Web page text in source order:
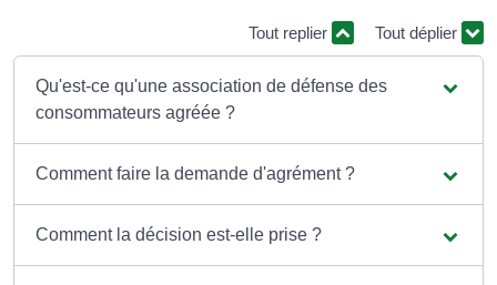
Tout replier Tout déplier
Qu'est-ce qu'une association de défense des
consommateurs agréée ?
Comment faire la demande d'agrément ?
Comment la décision est-elle prise ?